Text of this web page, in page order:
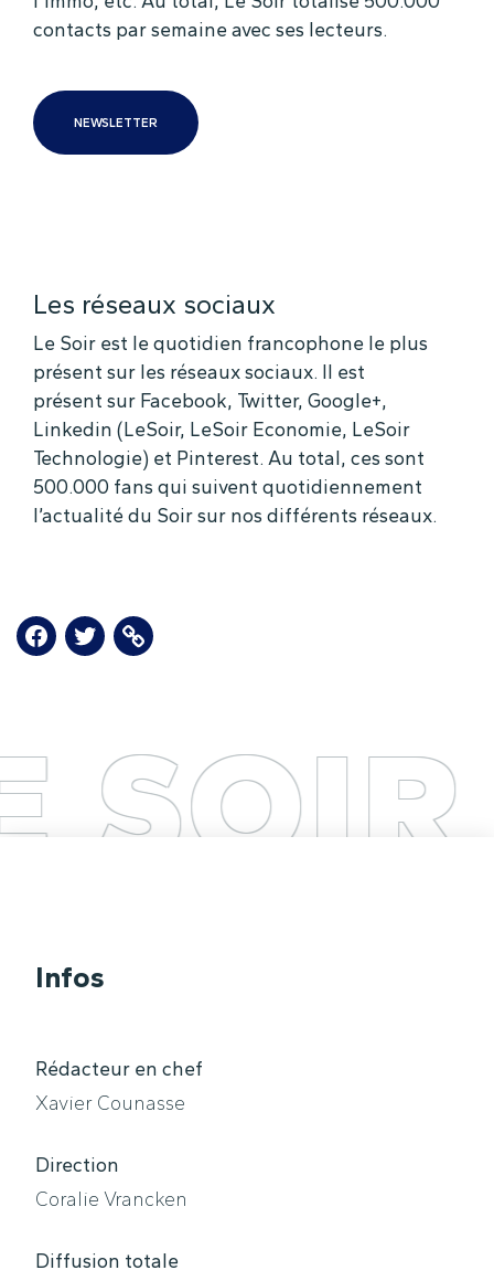
contacts par semaine avec ses lecteurs.
NEWSLETTER
Les réseaux sociaux
Le Soir est le quotidien francophone le plus
présent sur les réseaux sociaux. Il est
présent sur Facebook, Twitter, Google+,
Linkedin (LeSoir, LeSoir Economie, LeSoir
Technologie) et Pinterest. Au total, ces sont
500.000 fans qui suivent quotidiennement
l’actualité du Soir sur nos différents réseaux.
Infos
Rédacteur en chef
Xavier Counasse
Direction
Coralie Vrancken
Diffusion totale